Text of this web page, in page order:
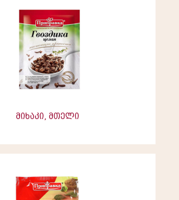
მიხაკი, მთელი